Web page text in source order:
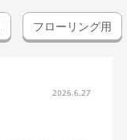
フローリング用
2026.6.27